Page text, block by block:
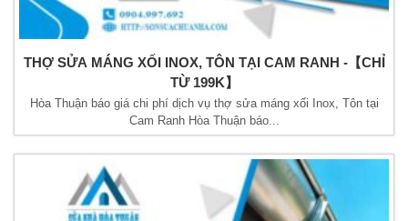
THỢ SỬA MÁNG XỐI INOX, TÔN TẠI CAM RANH -【CHỈ
TỪ 199K】
Hòa Thuận báo giá chi phí dịch vụ thợ sửa máng xối Inox, Tôn tại
Cam Ranh Hòa Thuận báo...